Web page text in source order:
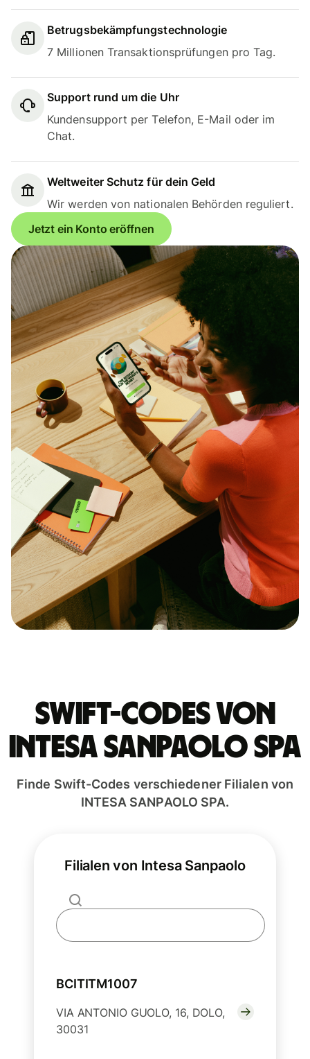
Betrugsbekämpfungstechnologie
7 Millionen Transaktionsprüfungen pro Tag.
Support rund um die Uhr
Kundensupport per Telefon, E-Mail oder im
Chat.
Weltweiter Schutz für dein Geld
Wir werden von nationalen Behörden reguliert.
Jetzt ein Konto eröffnen
Swift-Codes von
INTESA SANPAOLO SPA
Finde Swift-Codes verschiedener Filialen von
INTESA SANPAOLO SPA.
Filialen von Intesa Sanpaolo
BCITITM1007
VIA ANTONIO GUOLO, 16, DOLO,
30031